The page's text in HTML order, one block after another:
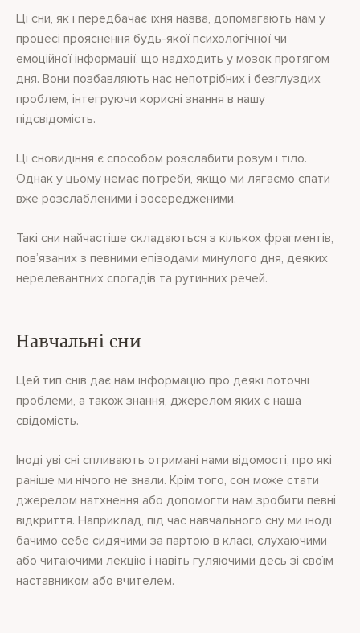
Ці сни, як і передбачає їхня назва, допомагають нам у
процесі прояснення будь-якої психологічної чи
емоційної інформації, що надходить у мозок протягом
дня. Вони позбавляють нас непотрібних і безглуздих
проблем, інтегруючи корисні знання в нашу
підсвідомість.
Ці сновидіння є способом розслабити розум і тіло.
Однак у цьому немає потреби, якщо ми лягаємо спати
вже розслабленими і зосередженими.
Такі сни найчастіше складаються з кількох фрагментів,
пов’язаних з певними епізодами минулого дня, деяких
нерелевантних спогадів та рутинних речей.
Навчальні сни
Цей тип снів дає нам інформацію про деякі поточні
проблеми, а також знання, джерелом яких є наша
свідомість.
Іноді уві сні спливають отримані нами відомості, про які
раніше ми нічого не знали. Крім того, сон може стати
джерелом натхнення або допомогти нам зробити певні
відкриття. Наприклад, під час навчального сну ми іноді
бачимо себе сидячими за партою в класі, слухаючими
або читаючими лекцію і навіть гуляючими десь зі своїм
наставником або вчителем.